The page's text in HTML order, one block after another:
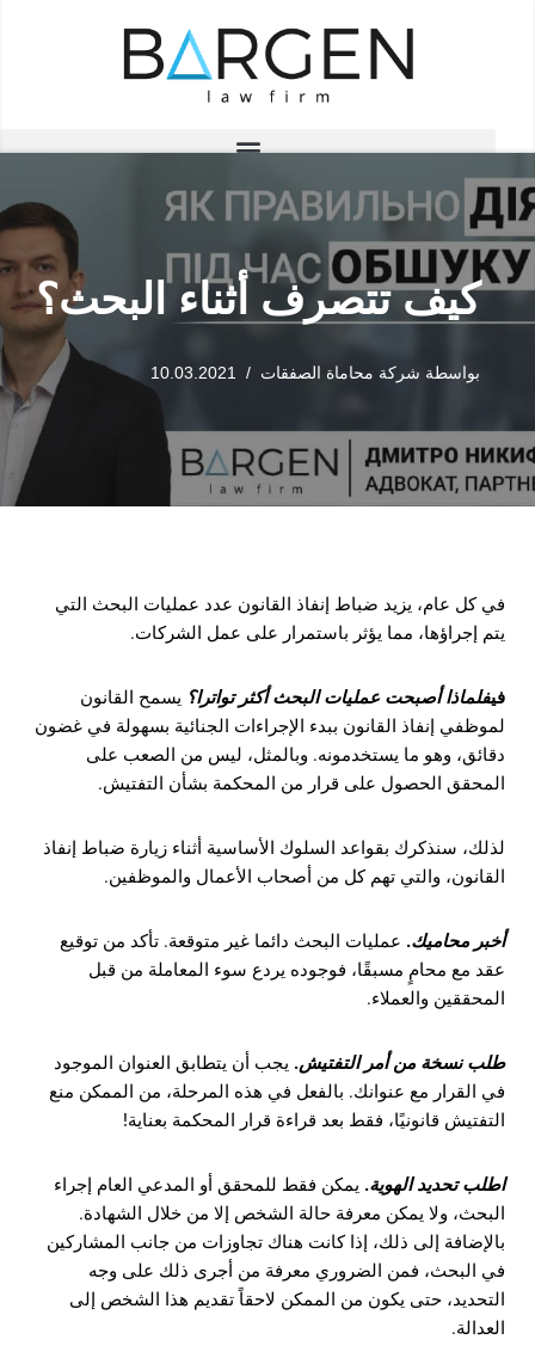
كيف تتصرف أثناء البحث؟
بواسطة شركة محاماة الصفقات 10.03.2021
في كل عام، يزيد ضباط إنفاذ القانون عدد عمليات البحث التي
يتم إجراؤها، مما يؤثر باستمرار على عمل الشركات.
فيفلماذا أصبحت عمليات البحث أكثر تواترا؟ يسمح القانون
لموظفي إنفاذ القانون ببدء الإجراءات الجنائية بسهولة في غضون
دقائق، وهو ما يستخدمونه. وبالمثل، ليس من الصعب على
المحقق الحصول على قرار من المحكمة بشأن التفتيش.
لذلك، سنذكرك بقواعد السلوك الأساسية أثناء زيارة ضباط إنفاذ
القانون، والتي تهم كل من أصحاب الأعمال والموظفين.
أخبر محاميك. عمليات البحث دائما غير متوقعة. تأكد من توقيع
عقد مع محامٍ مسبقًا، فوجوده يردع سوء المعاملة من قبل
المحققين والعملاء.
طلب نسخة من أمر التفتيش. يجب أن يتطابق العنوان الموجود
في القرار مع عنوانك. بالفعل في هذه المرحلة، من الممكن منع
التفتيش قانونيًا، فقط بعد قراءة قرار المحكمة بعناية!
اطلب تحديد الهوية. يمكن فقط للمحقق أو المدعي العام إجراء
البحث، ولا يمكن معرفة حالة الشخص إلا من خلال الشهادة.
بالإضافة إلى ذلك، إذا كانت هناك تجاوزات من جانب المشاركين
في البحث، فمن الضروري معرفة من أجرى ذلك على وجه
التحديد، حتى يكون من الممكن لاحقاً تقديم هذا الشخص إلى
العدالة.